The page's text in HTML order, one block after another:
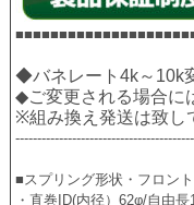
◆バネレート4k～10k
◆ご変更される場合に
※組み換え発送は致し
■スプリング形状・フロン
・直巻ID(内径）62φ/自由